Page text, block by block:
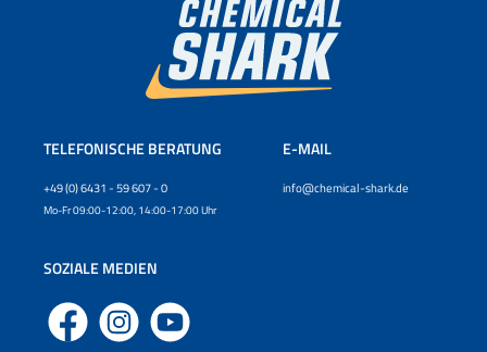
TELEFONISCHE BERATUNG
+49 (0) 6431 - 59 607 - 0
Mo-Fr 09:00-12:00, 14:00-17:00 Uhr
E-MAIL
info@chemical-shark.de
SOZIALE MEDIEN
Facebook Instagram YouTube